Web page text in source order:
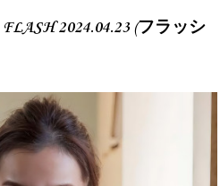
2024.04.23 (フラッシ